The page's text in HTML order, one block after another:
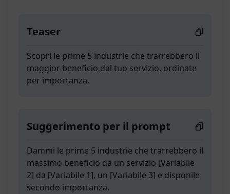
Teaser
Scopri le prime 5 industrie che trarrebbero il
maggior beneficio dal tuo servizio, ordinate
per importanza.
Suggerimento per il prompt
Dammi le prime 5 industrie che trarrebbero il
massimo beneficio da un servizio [Variabile
2] da [Variabile 1], un [Variabile 3] e disponile
secondo importanza.